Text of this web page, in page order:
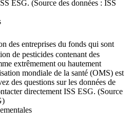
ESG. (Source des données : ISS
des entreprises du fonds qui sont
de pesticides contenant des
extrêmement ou hautement
mondiale de la santé (OMS) est
des questions sur les données de
directement ISS ESG. (Source